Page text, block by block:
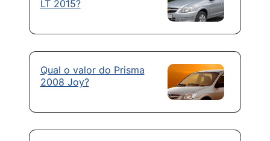
LT 2015?
Qual o valor do Prisma
2008 Joy?